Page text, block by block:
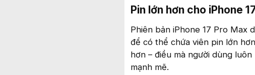
Pin lớn hơn cho iPhone
Phiên bản iPhone 17 Pro Max
để có thể chứa viên pin lớn
hơn – điều mà người dùng
mạnh mẽ.